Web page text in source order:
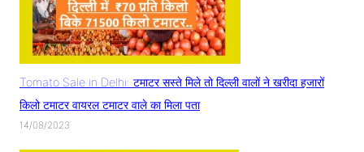
Tomato Sale in Delhi: टमाटर सस्ते मिले तो दिल्ली वालों ने खरीदा हजारों
किलो टमाटर वायरल टमाटर वाले का मिला पता
14/08/2023